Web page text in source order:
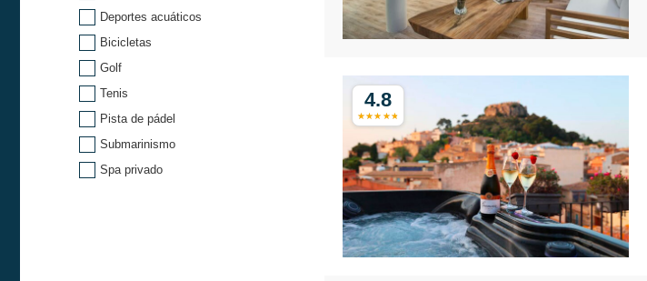
Deportes acuáticos
Bicicletas
Golf
Tenis
Pista de pádel
Submarinismo
Spa privado
4.8